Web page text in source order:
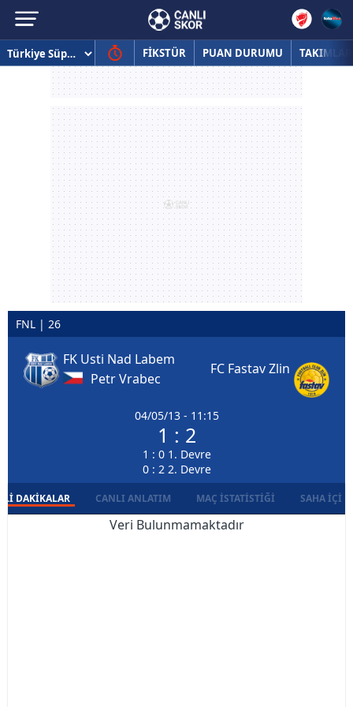
FİKSTÜR PUAN DURUMU TAKIMLAR
FNL | 26
FK Usti Nad Labem
Petr Vrabec
04/05/13 - 11:15
1 : 2
1 : 0 1. Devre
0 : 2 2. Devre
FC Fastav Zlin
DAKIKALAR CANLI ANLATIM MAÇ İSTATISTIĞI SAHA İÇI
Veri Bulunmamaktadır